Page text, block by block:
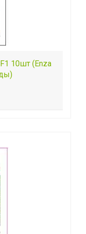
10шт (Enza